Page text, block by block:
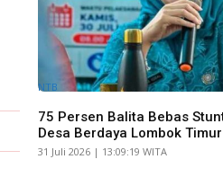
NTB
75 Persen Balita Bebas
Desa Berdaya Lombok
​31 Juli 2026 | 13:09:19 WITA